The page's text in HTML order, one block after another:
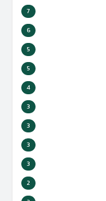
7
6
5
5
4
3
3
3
3
2